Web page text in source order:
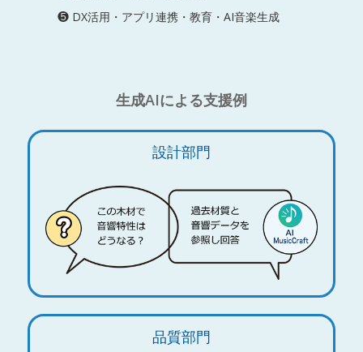
❺ DX活用・アプリ連携・教育・AI音楽生成
生成AIによる支援例
設計部門
品質部門